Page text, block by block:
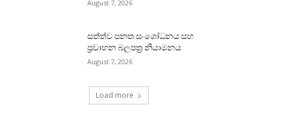
August 7, 2026
සත්ත්ව පනත සංශෝධනය සහ
ප්‍රවාහන බලපත්‍ර නියාමනය
August 7, 2026
Load more